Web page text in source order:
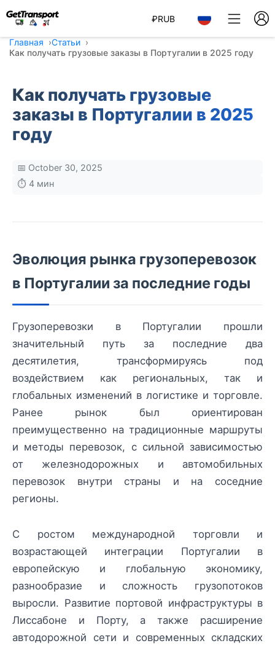
₽RUB
Главная
Статьи
Как получать грузовые заказы в Португалии в 2025 году
Как получать грузовые
заказы в Португалии в 2025
году
📅 October 30, 2025
⏱️ 4 мин
Эволюция рынка грузоперевозок
в Португалии за последние годы
Грузоперевозки в Португалии прошли
значительный путь за последние два
десятилетия, трансформируясь под
воздействием как региональных, так и
глобальных изменений в логистике и торговле.
Ранее рынок был ориентирован
преимущественно на традиционные маршруты
и методы перевозок, с сильной зависимостью
от железнодорожных и автомобильных
перевозок внутри страны и на соседние
регионы.
С ростом международной торговли и
возрастающей интеграции Португалии в
европейскую и глобальную экономику,
разнообразие и сложность грузопотоков
выросли. Развитие портовой инфраструктуры в
Лиссабоне и Порту, а также расширение
автодорожной сети и современных складских